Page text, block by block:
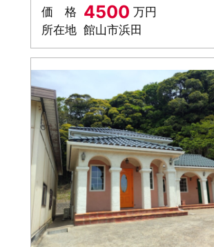
価 格 4500 万円
所在地 館山市浜田